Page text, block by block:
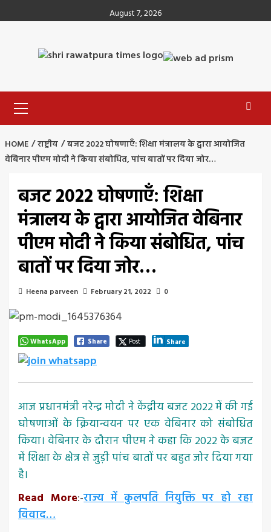
to
August 7, 2026
Menu
HOME राष्ट्रीय
बजट 2022 घोषणाएँ: शिक्षा मंत्रालय के द्वारा आयोजित
वेबिनार पीएम मोदी ने किया संबोधित, पांच बातों पर दिया जोर…
बजट 2022 घोषणाएँ: शिक्षा
मंत्रालय के द्वारा आयोजित वेबिनार
पीएम मोदी ने किया संबोधित, पांच
बातों पर दिया जोर…
Heena parveen February 21, 2022 0
WhatsApp Share Post Share
आज प्रधानमंत्री नरेन्द्र मोदी ने केंद्रीय बजट 2022 में की गई
घोषणाओं के क्रियान्वयन पर एक वेबिनार को संबोधित
किया। वेबिनार के दौरान पीएम ने कहा कि 2022 के बजट
में शिक्षा के क्षेत्र से जुड़ी पांच बातों पर बहुत जोर दिया गया
है।
Read More:-राज्य में कुलपति नियुक्ति पर हो रहा
विवाद…